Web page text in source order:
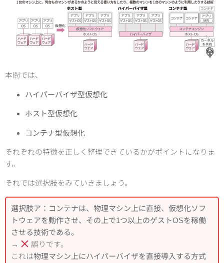
本問では、
ハイパーバイザ型仮想化
ホスト型仮想化
コンテナ型仮想化
それぞれの特徴を正しく整理できているかがポイントになりま
す。
それでは選択肢をみていきましょう。
選択肢ア：コンテナは、物理マシン上に直接、仮想化ソフ
トウェアを動作させ、その上で1つ以上のゲストOSを稼働
させる技術である。
→
誤りです。
これは物理マシン上にハイパーバイザを直接導入する方式